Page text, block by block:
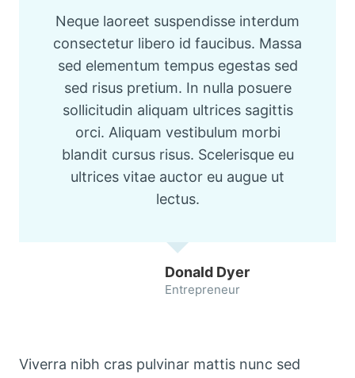
Neque laoreet suspendisse interdum
consectetur libero id faucibus. Massa
sed elementum tempus egestas sed
sed risus pretium. In nulla posuere
sollicitudin aliquam ultrices sagittis
orci. Aliquam vestibulum morbi
blandit cursus risus. Scelerisque eu
ultrices vitae auctor eu augue ut
lectus.
Donald Dyer
Entrepreneur
Viverra nibh cras pulvinar mattis nunc sed